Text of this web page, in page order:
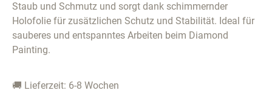
Staub und Schmutz und sorgt dank schimmernder
Holofolie für zusätzlichen Schutz und Stabilität. Ideal für
sauberes und entspanntes Arbeiten beim Diamond
Painting.
🚚 Lieferzeit: 6-8 Wochen